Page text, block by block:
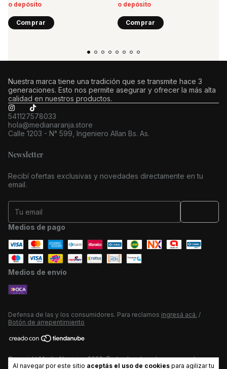
Al navegar por este sitio aceptás el uso de cookies para agilizar tu
o depósito
Comprar
o depósito
Comprar
Nuestra marca tiene una tradición que se transmite hace 3
generaciones. Esto nos permite asegurar y ofrecer la más alta
calidad en nuestros productos.
541127578033
hola@medianaranja.store
Calle 1203 - N° 599, Ingeniero Allan Bs. As.
Newsletter
Recibí ofertas exclusivas y novedades directamente en tu
email.
Medios de pago
Medios de envío
Defensa de las y los consumidores. Para reclamos ingresá acá. /
Botón de arrepentimiento
Copyright Media Naranja - 2026. Todos los derechos reservados.